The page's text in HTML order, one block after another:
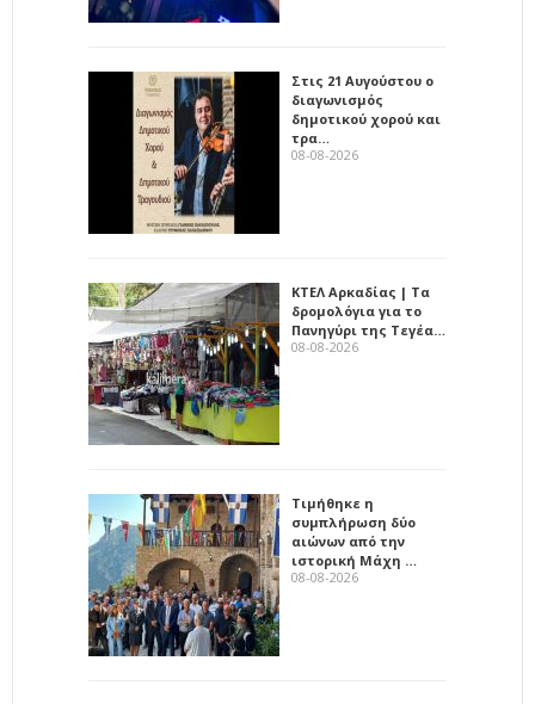
Στις 21 Αυγούστου ο
διαγωνισμός
δημοτικού χορού και
τρα…
08-08-2026
ΚΤΕΛ Αρκαδίας | Τα
δρομολόγια για το
Πανηγύρι της Τεγέα…
08-08-2026
Τιμήθηκε η
συμπλήρωση δύο
αιώνων από την
ιστορική Μάχη …
08-08-2026